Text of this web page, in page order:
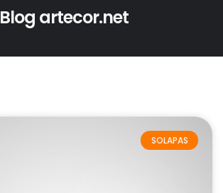
Blog artecor.net
SOLAPAS